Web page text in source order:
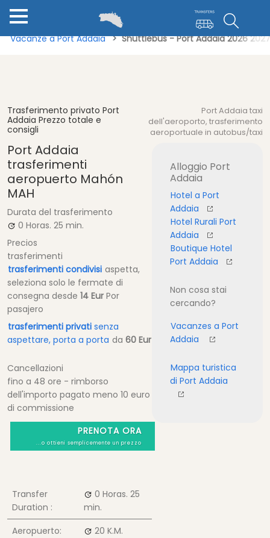
Vacanze a Port Addaia Shuttlebus - Port Addaia 2026 2027
Trasferimento privato Port
Addaia Prezzo totale e
consigli
Port Addaia taxi
dell'aeroporto, trasferimento
aeroportuale in autobus/taxi
Port Addaia
trasferimenti
aeropuerto Mahón
MAH
Durata del trasferimento
0 Horas. 25 min.
Precios
trasferimenti
trasferimenti condivisi aspetta,
seleziona solo le fermate di
consegna desde 14 Eur Por
pasajero
trasferimenti privati senza
aspettare, porta a porta da 60 Eur
Cancellazioni
fino a 48 ore - rimborso
dell'importo pagato meno 10 euro
di commissione
PRENOTA ORA
...o ottieni semplicemente un prezzo
Transfer
Duration :
0 Horas. 25
min.
Aeropuerto:
20 K.M.
Alloggio Port
Addaia
Hotel a Port
Addaia
Hotel Rurali Port
Addaia
Boutique Hotel
Port Addaia
Non cosa stai
cercando?
Vacanzes a Port
Addaia
Mappa turistica
di Port Addaia